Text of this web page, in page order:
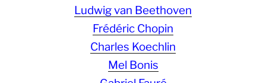
Ludwig van Beethoven
Frédéric Chopin
Charles Koechlin
Mel Bonis